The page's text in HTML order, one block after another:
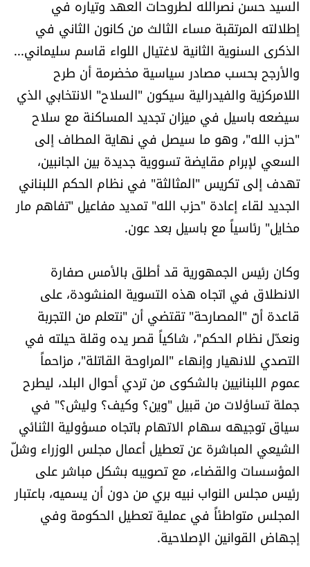
شروط الإشتراك
Digital solutions by
السيد حسن نصرالله لطروحات العهد وتياره في
إطلالته المرتقبة مساء الثالث من كانون الثاني في
الذكرى السنوية الثانية لاغتيال اللواء قاسم سليماني...
والأرجح بحسب مصادر سياسية مخضرمة أن طرح
اللامركزية والفيدرالية سيكون "السلاح" الانتخابي الذي
سيضعه باسيل في ميزان تجديد المساكنة مع سلاح
"حزب الله"، وهو ما سيصل في نهاية المطاف إلى
السعي لإبرام مقايضة تسووية جديدة بين الجانبين،
تهدف إلى تكريس "المثالثة" في نظام الحكم اللبناني
الجديد لقاء إعادة "حزب الله" تمديد مفاعيل "تفاهم مار
مخايل" رئاسياً مع باسيل بعد عون.
وكان رئيس الجمهورية قد أطلق بالأمس صفارة
الانطلاق في اتجاه هذه التسوية المنشودة، على
قاعدة أنّ "المصارحة" تقتضي أن "نتعلم من التجربة
ونعدّل نظام الحكم"، شاكياً قصر يده وقلة حيلته في
التصدي للانهيار وإنهاء "المراوحة القاتلة"، مزاحماً
عموم اللبنانيين بالشكوى من تردي أحوال البلد، ليطرح
جملة تساؤلات من قبيل "وين؟ وكيف؟ وليش؟" في
سياق توجيهه سهام الاتهام باتجاه مسؤولية الثنائي
الشيعي المباشرة عن تعطيل أعمال مجلس الوزراء وشلّ
المؤسسات والقضاء، مع تصويبه بشكل مباشر على
رئيس مجلس النواب نبيه بري من دون أن يسميه، باعتبار
المجلس متواطئاً في عملية تعطيل الحكومة وفي
إجهاض القوانين الإصلاحية.